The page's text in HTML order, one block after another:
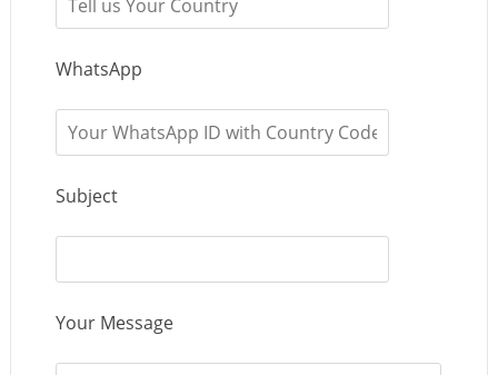
WhatsApp
Subject
Your Message